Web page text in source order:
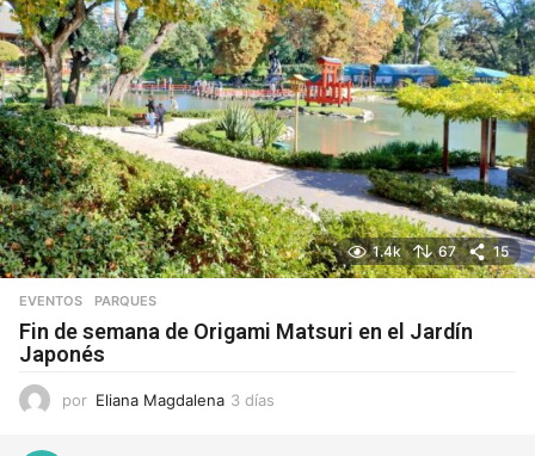
1.4k 67 15
EVENTOS ,PARQUES
Fin de semana de Origami Matsuri en el Jardín
Japonés
por Eliana Magdalena 3 días